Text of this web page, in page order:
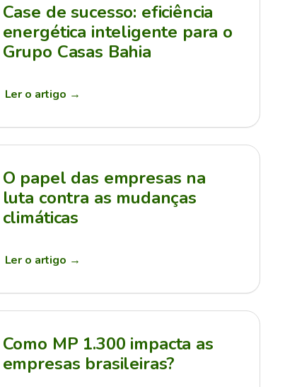
Case de sucesso: eficiência
energética inteligente para o
Grupo Casas Bahia
Ler o artigo →
O papel das empresas na
luta contra as mudanças
climáticas
Ler o artigo →
Como MP 1.300 impacta as
empresas brasileiras?